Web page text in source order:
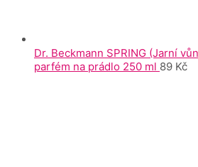
Dr. Beckmann SPRING (Jarní
parfém na prádlo 250 ml 89 Kč